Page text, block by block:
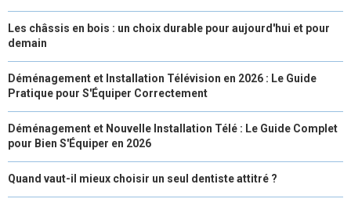
Les châssis en bois : un choix durable pour aujourd'hui et pour
demain
Déménagement et Installation Télévision en 2026 : Le Guide
Pratique pour S'Équiper Correctement
Déménagement et Nouvelle Installation Télé : Le Guide Complet
pour Bien S'Équiper en 2026
Quand vaut-il mieux choisir un seul dentiste attitré ?